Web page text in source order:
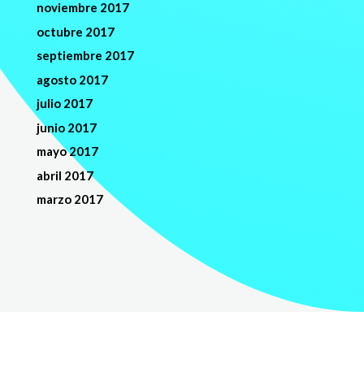
noviembre 2017
octubre 2017
septiembre 2017
agosto 2017
julio 2017
junio 2017
mayo 2017
abril 2017
marzo 2017